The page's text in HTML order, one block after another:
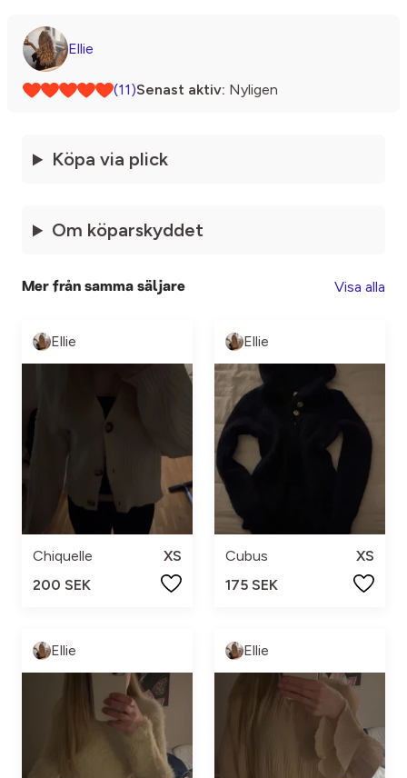
Ellie
(11)Senast aktiv: Nyligen
Köpa via plick
Om köparskyddet
Mer från samma säljare Visa alla
Ellie
Chiquelle
XS
200 SEK
Ellie
Cubus
XS
175 SEK
Ellie Ellie